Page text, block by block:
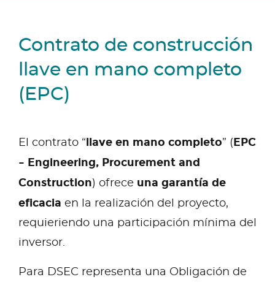
Contrato de construcción
llave en mano completo
(EPC)
El contrato “llave en mano completo” (EPC
– Engineering, Procurement and
Construction) ofrece una garantía de
eficacia en la realización del proyecto,
requieriendo una participación mínima del
inversor.
Para DSEC representa una Obligación de